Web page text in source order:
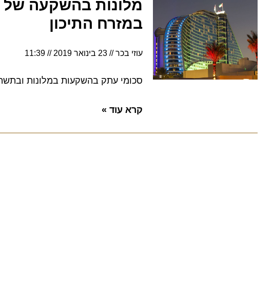
במזרח התיכון
עוזי בכר 23 בינואר 2019 11:39
סכומי עתק בהשקעות במלונות
קרא עוד »